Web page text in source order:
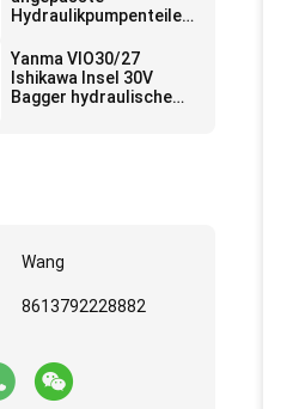
Hydraulikpumpenteile
Plungerpumpe
Yanma VIO30/27
Ishikawa Insel 30V
Bagger hydraulische
Wang
8613792228882